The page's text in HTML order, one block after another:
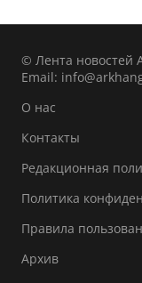
© Лента новостей
Email:
О нас
Контакты
Редакционная
Политика
Правила
Архив